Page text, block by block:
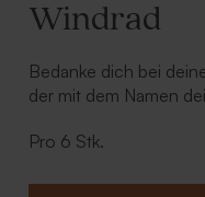
Windrad
Bedanke dich bei
der mit dem Namen
Gäste noch lange
Der Name wird
Pro 6 Stk.